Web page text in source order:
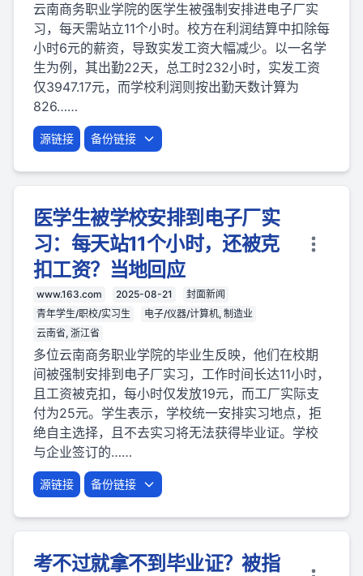
云南商务职业学院的医学生被强制安排进电子厂实
习，每天需站立11个小时。校方在利润结算中扣除每
小时6元的薪资，导致实发工资大幅减少。以一名学
生为例，其出勤22天，总工时232小时，实发工资
仅3947.17元，而学校利润则按出勤天数计算为
826……
源链接 备份链接
医学生被学校安排到电子厂实
习：每天站11个小时，还被克
扣工资？当地回应
www.163.com 2025-08-21
封面新闻
青年学生/职校/实习生
电子/仪器/计算机, 制造业
云南省, 浙江省
多位云南商务职业学院的毕业生反映，他们在校期
间被强制安排到电子厂实习，工作时间长达11小时，
且工资被克扣，每小时仅发放19元，而工厂实际支
付为25元。学生表示，学校统一安排实习地点，拒
绝自主选择，且不去实习将无法获得毕业证。学校
与企业签订的……
源链接 备份链接
考不过就拿不到毕业证？被指